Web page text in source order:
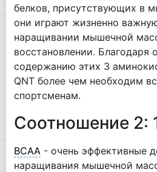
белков, присутствующих в
они играют жизненно
наращивании мышечной
восстановлении. Благодаря
содержанию этих 3
QNT более чем необходим
спортсменам.
Соотношение 2:
BCAA - очень эффективные
наращивания мышечной